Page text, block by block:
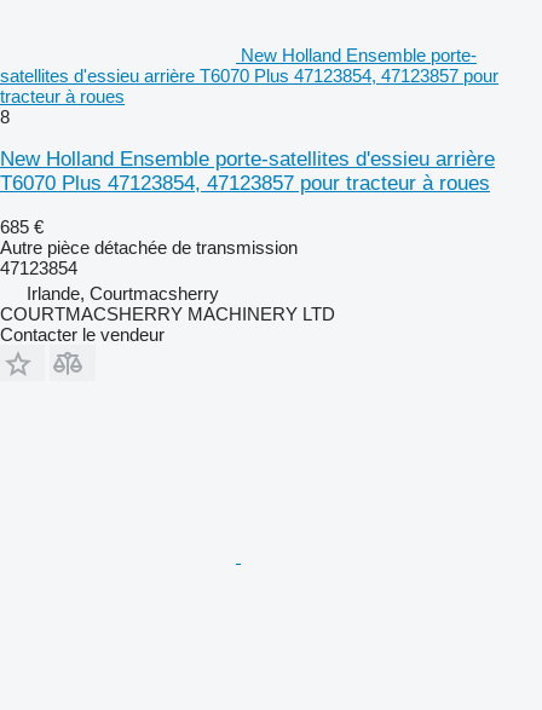
New Holland Ensemble porte-
satellites d'essieu arrière T6070 Plus 47123854, 47123857 pour
tracteur à roues
8
New Holland Ensemble porte-satellites d'essieu arrière
T6070 Plus 47123854, 47123857 pour tracteur à roues
685 €
Autre pièce détachée de transmission
47123854
Irlande, Courtmacsherry
COURTMACSHERRY MACHINERY LTD
Contacter le vendeur